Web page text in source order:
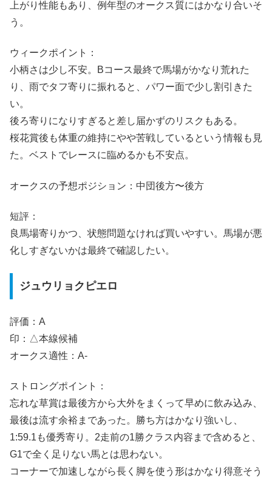
上がり性能もあり、例年型のオークス質にはかなり合いそ
う。
ウィークポイント：
小柄さは少し不安。Bコース最終で馬場がかなり荒れた
り、雨でタフ寄りに振れると、パワー面で少し割引きた
い。
後ろ寄りになりすぎると差し届かずのリスクもある。
桜花賞後も体重の維持にやや苦戦しているという情報も見
た。ベストでレースに臨めるかも不安点。
オークスの予想ポジション：中団後方〜後方
短評：
良馬場寄りかつ、状態問題なければ買いやすい。馬場が悪
化しすぎないかは最終で確認したい。
ジュウリョクピエロ
評価：A
印：△本線候補
オークス適性：A-
ストロングポイント：
忘れな草賞は最後方から大外をまくって早めに飲み込み、
最後は流す余裕まであった。勝ち方はかなり強いし、
1:59.1も優秀寄り。2走前の1勝クラス内容まで含めると、
G1で全く足りない馬とは思わない。
コーナーで加速しながら長く脚を使う形はかなり得意そう